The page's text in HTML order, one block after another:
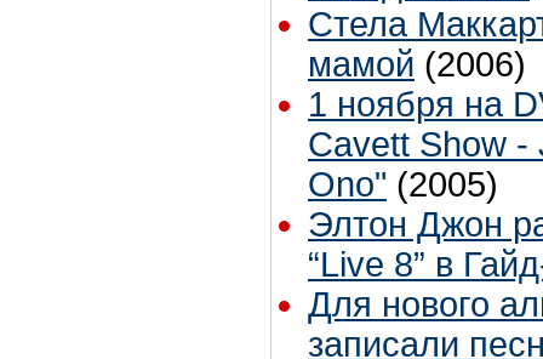
Стела
мамой (2006)
1 ноября на
Cavett Show -
Ono" (2005)
Элтон Джон
“Live 8” в
Для нового
записали